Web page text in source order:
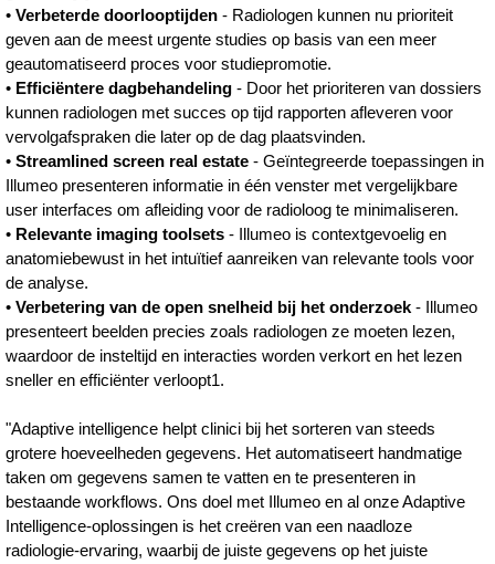
•Verbeterde doorlooptijden - Radiologen kunnen nu prioriteit
geven aan de meest urgente studies op basis van een meer
geautomatiseerd proces voor studiepromotie.
• Efficiëntere dagbehandeling - Door het prioriteren van dossiers
kunnen radiologen met succes op tijd rapporten afleveren voor
vervolgafspraken die later op de dag plaatsvinden.
•Streamlined screen real estate - Geïntegreerde toepassingen in
Illumeo presenteren informatie in één venster met vergelijkbare
user interfaces om afleiding voor de radioloog te minimaliseren.
• Relevante imaging toolsets - Illumeo is contextgevoelig en
anatomiebewust in het intuïtief aanreiken van relevante tools voor
de analyse.
•Verbetering van de open snelheid bij het onderzoek - Illumeo
presenteert beelden precies zoals radiologen ze moeten lezen,
waardoor de insteltijd en interacties worden verkort en het lezen
sneller en efficiënter verloopt1.
"Adaptive intelligence helpt clinici bij het sorteren van steeds
grotere hoeveelheden gegevens. Het automatiseert handmatige
taken om gegevens samen te vatten en te presenteren in
bestaande workflows. Ons doel met Illumeo en al onze Adaptive
Intelligence-oplossingen is het creëren van een naadloze
radiologie-ervaring, waarbij de juiste gegevens op het juiste